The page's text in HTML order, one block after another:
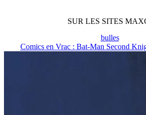
SUR LES SITES
bulles
Comics en Vrac : Bat-Man Second